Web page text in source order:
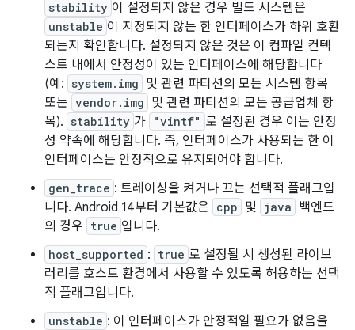
stability 이 설정되지 않은 경우 빌드 시스템은
unstable 이 지정되지 않는 한 인터페이스가 하위 호환
되는지 확인합니다. 설정되지 않은 것은 이 컴파일 컨텍
스트 내에서 안정성이 있는 인터페이스에 해당합니다
(예: system.img 및 관련 파티션의 모든 시스템 항목
또는 vendor.img 및 관련 파티션의 모든 공급업체 항
목). stability 가 "vintf" 로 설정된 경우 이는 안정
성 약속에 해당합니다. 즉, 인터페이스가 사용되는 한 이
인터페이스는 안정적으로 유지되어야 합니다.
gen_trace : 트레이싱을 켜거나 끄는 선택적 플래그입
니다. Android 14부터 기본값은 cpp 및 java 백엔드
의 경우 true 입니다.
host_supported : true 로 설정될 시 생성된 라이브
러리를 호스트 환경에서 사용할 수 있도록 허용하는 선택
적 플래그입니다.
unstable : 이 인터페이스가 안정적일 필요가 없음을